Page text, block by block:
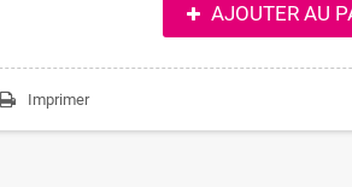
AJOUTER AU
Imprimer